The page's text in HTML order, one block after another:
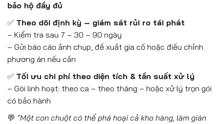
bảo hộ đầy đủ
✅ Theo dõi định kỳ – giám sát rủi ro tái phát
– Kiểm tra sau 7 – 30 – 90 ngày
– Gửi báo cáo ảnh chụp, đề xuất gia cố hoặc điều chỉnh
phương án nếu cần
✅ Tối ưu chi phí theo diện tích & tần suất xử lý
– Gói linh hoạt: theo ca – theo tháng – hoặc xử lý trọn gói
có bảo hành
💬 “Một con chuột có thể phá hoại cả kho hàng, làm gián